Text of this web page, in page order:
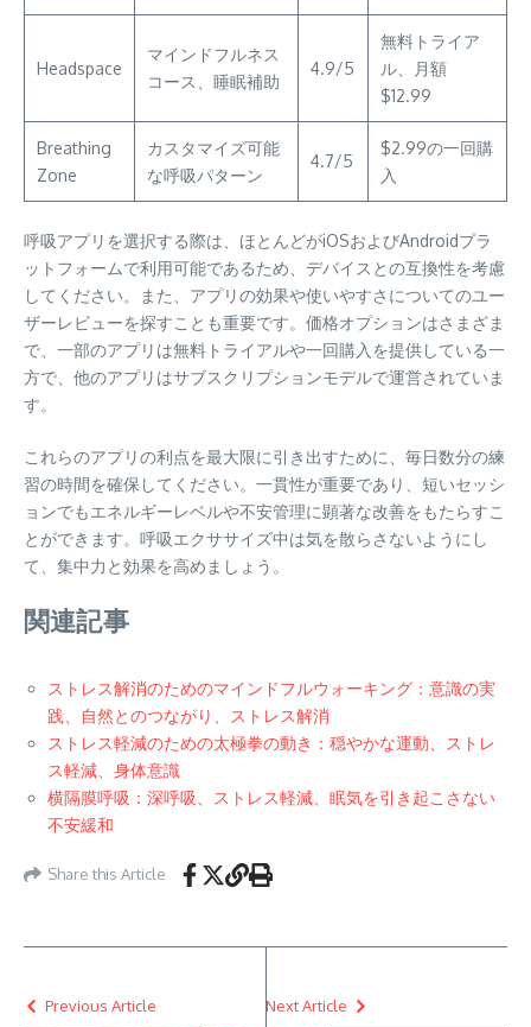
Headspace
マインドフルネス
コース、睡眠補助
4.9/5
無料トライア
ル、月額
$12.99
Breathing
Zone
カスタマイズ可能
な呼吸パターン
4.7/5
$2.99の一回購
入
呼吸アプリを選択する際は、ほとんどがiOSおよびAndroidプラ
ットフォームで利用可能であるため、デバイスとの互換性を考慮
してください。また、アプリの効果や使いやすさについてのユー
ザーレビューを探すことも重要です。価格オプションはさまざま
で、一部のアプリは無料トライアルや一回購入を提供している一
方で、他のアプリはサブスクリプションモデルで運営されていま
す。
これらのアプリの利点を最大限に引き出すために、毎日数分の練
習の時間を確保してください。一貫性が重要であり、短いセッシ
ョンでもエネルギーレベルや不安管理に顕著な改善をもたらすこ
とができます。呼吸エクササイズ中は気を散らさないようにし
て、集中力と効果を高めましょう。
関連記事
ストレス解消のためのマインドフルウォーキング：意識の実
践、自然とのつながり、ストレス解消
ストレス軽減のための太極拳の動き：穏やかな運動、ストレ
ス軽減、身体意識
横隔膜呼吸：深呼吸、ストレス軽減、眠気を引き起こさない
不安緩和
Share this Article
Previous Article Next Article